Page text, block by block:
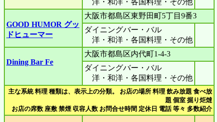
洋・和洋・各国料理・その他
GOOD HUMOR グッ
ドヒューマー
大阪市都島区東野田町5丁目9番3
ダイニングバー・バル
洋・和洋・各国料理・その他
Dining Bar Fe
大阪市都島区内代町1-4-3
ダイニングバー・バル
洋・和洋・各国料理・その他
主な系統 料理 種類は、表示上の分類。 お店の場所 料理 飲み放題 食べ放
題 個室 掘り炬燵
お店の席数 座敷 禁煙 収容人数 お問合せ時間 定休日 電話 等々 多数紹介